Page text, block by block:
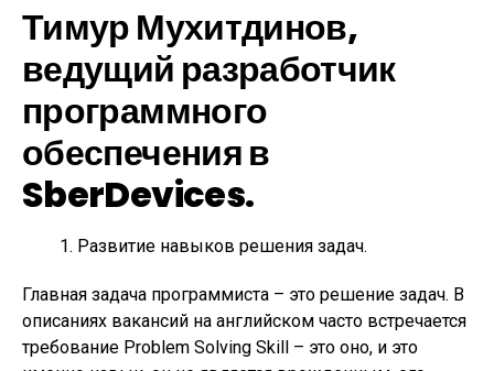
Тимур Мухитдинов,
ведущий разработчик
программного
обеспечения в
SberDevices.
Развитие навыков решения задач.
Главная задача программиста – это решение задач. В
описаниях вакансий на английском часто встречается
требование Problem Solving Skill – это оно, и это